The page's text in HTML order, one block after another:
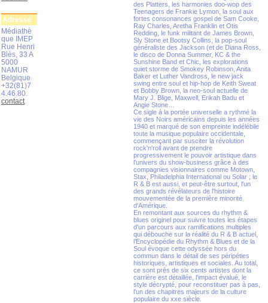
des Platters, les harmonies doo-wop des
Teenagers de Frankie Lymon, la soul aux
fortes consonances gospel de Sam Cooke,
Ray Charles, Aretha Franklin et Otis
Redding, le funk militant de James Brown,
Sly Stone et Bootsy Collins, la pop-soul
généraliste des Jackson (et de Diana Ross,
le disco de Donna Summer, KC & the
Sunshine Band et Chic, les explorations
quiet storme de Smokey Robinson, Anita
Baker et Luther Vandross, le new jack
swing entre soul et hip-hop de Keith Sweat
et Bobby Brown, la neo-soul actuelle de
Mary J. Blige, Maxwell, Erikah Badu et
Angie Stone…
Ce sigle à la portée universelle a rythmé la
vie des Noirs américains depuis les années
1940 et marqué de son empreinte indélébile
toute la musique populaire occidentale,
commençant par susciter la révolution
rock'n'roll avant de prendre
progressivement le pouvoir artistique dans
l'univers du show-business grâce à des
compagnies visionnaires comme Motown,
Stax, Philadelphia International ou Solar ; le
R & B est aussi, et peut-être surtout, l'un
des grands révélateurs de l'histoire
mouvementée de la première minorité
d'Amérique.
En remontant aux sources du rhythm &
blues originel pour suivre toutes les étapes
d'un parcours aux ramifications multiples
qui débouche sur la réalité du R & B actuel,
l’Encyclopédie du Rhythm & Blues et de la
Soul évoque cette odyssée hors du
commun dans le détail de ses péripéties
historiques, artistiques et sociales. Au total,
ce sont près de six cents artistes dont la
carrière est détaillée, l'impact évalué, le
style décrypté, pour reconstituer pas à pas,
l'un des chapitres majeurs de la culture
populaire du xxe siècle.
Adresse
Médiathè
que IMEP
Rue Henri
Blès, 33 A
5000
NAMUR
Belgique
+32(81)7
4.46.80.
contact